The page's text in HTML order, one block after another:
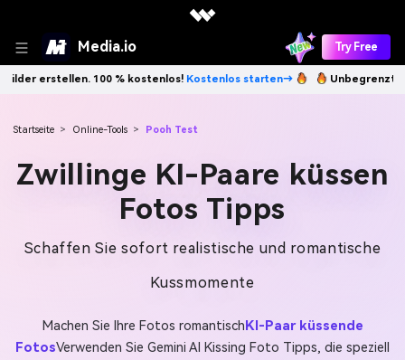
Media.io Try Free
starten→ Unbegrenzt KI-Bilder erstellen. 100 % kostenlos!
Startseite > Online-Tools > Pooh Test
Zwillinge KI-Paare küssen
Fotos Tipps
Schaffen Sie sofort realistische und romantische
Kussmomente
Machen Sie Ihre Fotos romantisch KI-Paar küssende
FotosVerwenden Sie Gemini AI Kissing Foto Tipps, die speziell